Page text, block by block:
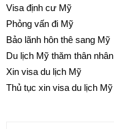
Visa định cư Mỹ
Phỏng vấn đi Mỹ
Bảo lãnh hôn thê sang Mỹ
Du lịch Mỹ thăm thân nhân
Xin visa du lịch Mỹ
Thủ tục xin visa du lịch Mỹ